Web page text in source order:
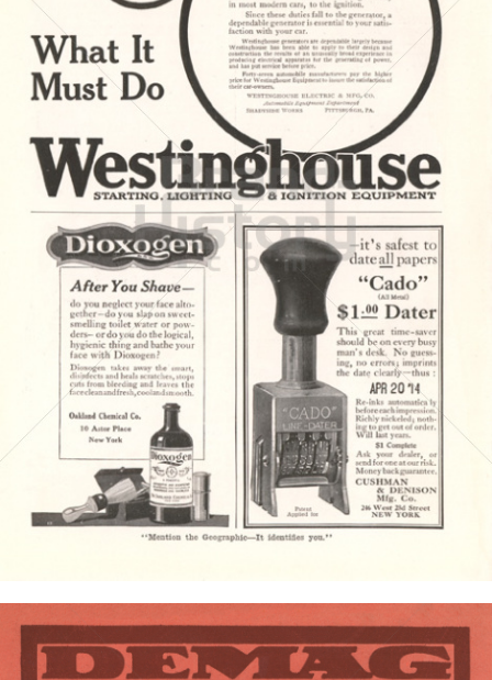
WESTINGHOUSE ELECTRIC
Westinghouse Electric Corporation
1916